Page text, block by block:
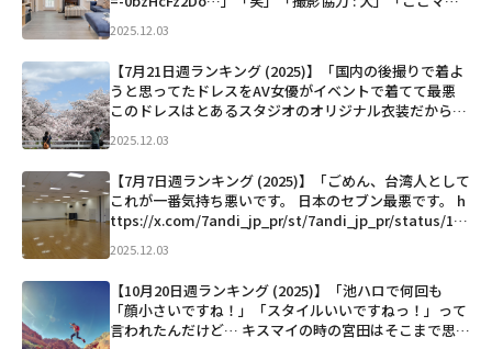
夜、震度6強の...」など
2025.12.03
【7月21日週ランキング (2025)】「国内の後撮りで着よ
うと思ってたドレスをAV女優がイベントで着てて最悪
このドレスはとあるスタジオのオリジナル衣装だからこ
か小物自分で揃えてコンセプトも練ってたのに AV女優
に貸...」など
2025.12.03
【7月7日週ランキング (2025)】「ごめん、台湾人として
これが一番気持ち悪いです。 日本のセブン最悪です。 h
ttps://x.com/7andi_jp_pr/st/7andi_jp_pr/status/194
2025.12.03
【10月20日週ランキング (2025)】「池ハロで何回も
「顔小さいですね！」「スタイルいいですねっ！」って
言われたんだけど… キスマイの時の宮田はそこまで思わ